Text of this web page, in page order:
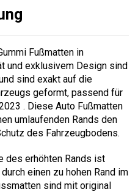
Fußmatten in
und exklusivem Design sind
sind exakt auf die
geformt, passend für
. Diese Auto Fußmatten
umlaufenden Rands den
des Fahrzeugbodens.
des erhöhten Rands ist
einen zu hohen Rand im
sind mit original